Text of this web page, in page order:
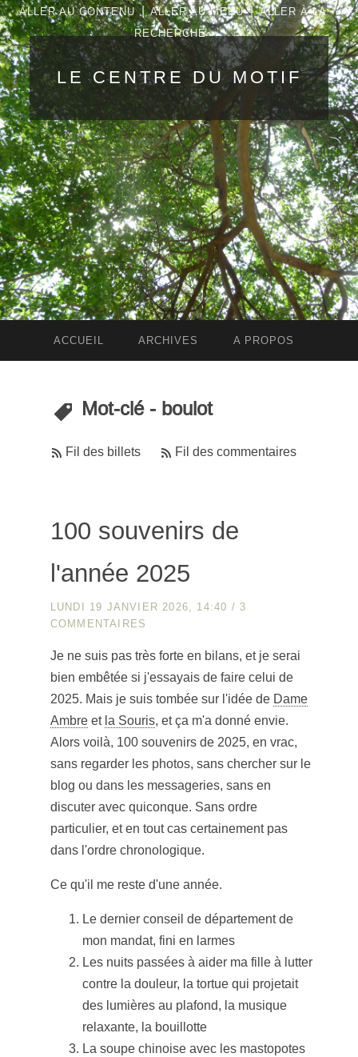
ALLER AU CONTENU | ALLER AU MENU | ALLER À LA
RECHERCHE
LE CENTRE DU MOTIF
ACCUEIL ARCHIVES A PROPOS
Mot-clé - boulot
Fil des billets Fil des commentaires
100 souvenirs de
l'année 2025
LUNDI 19 JANVIER 2026, 14:40 / 3
COMMENTAIRES
Je ne suis pas très forte en bilans, et je serai
bien embêtée si j'essayais de faire celui de
2025. Mais je suis tombée sur l'idée de Dame
Ambreet la Souris, et ça m'a donné envie.
Alors voilà, 100 souvenirs de 2025, en vrac,
sans regarder les photos, sans chercher sur le
blog ou dans les messageries, sans en
discuter avec quiconque. Sans ordre
particulier, et en tout cas certainement pas
dans l'ordre chronologique.
Ce qu'il me reste d'une année.
Le dernier conseil de département de
mon mandat, fini en larmes
Les nuits passées à aider ma fille à lutter
contre la douleur, la tortue qui projetait
des lumières au plafond, la musique
relaxante, la bouillotte
La soupe chinoise avec les mastopotes